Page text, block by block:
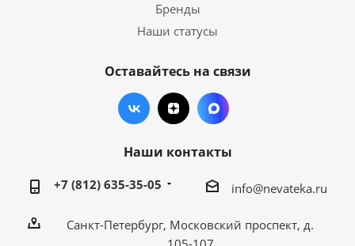
Бренды
Наши статусы
Оставайтесь на связи
Наши контакты
+7 (812) 635-35-05 info@nevateka.ru
Санкт-Петербург, Московский проспект, д.